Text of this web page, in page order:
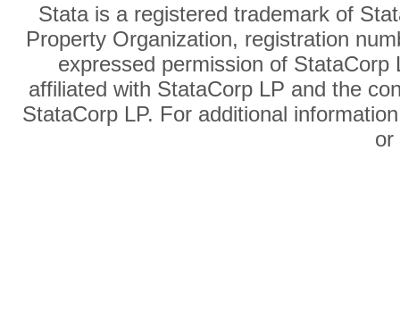
Stata is a registered trademark of
Property Organization, registration
expressed permission of
affiliated with StataCorp LP and the
StataCorp LP. For additional
or